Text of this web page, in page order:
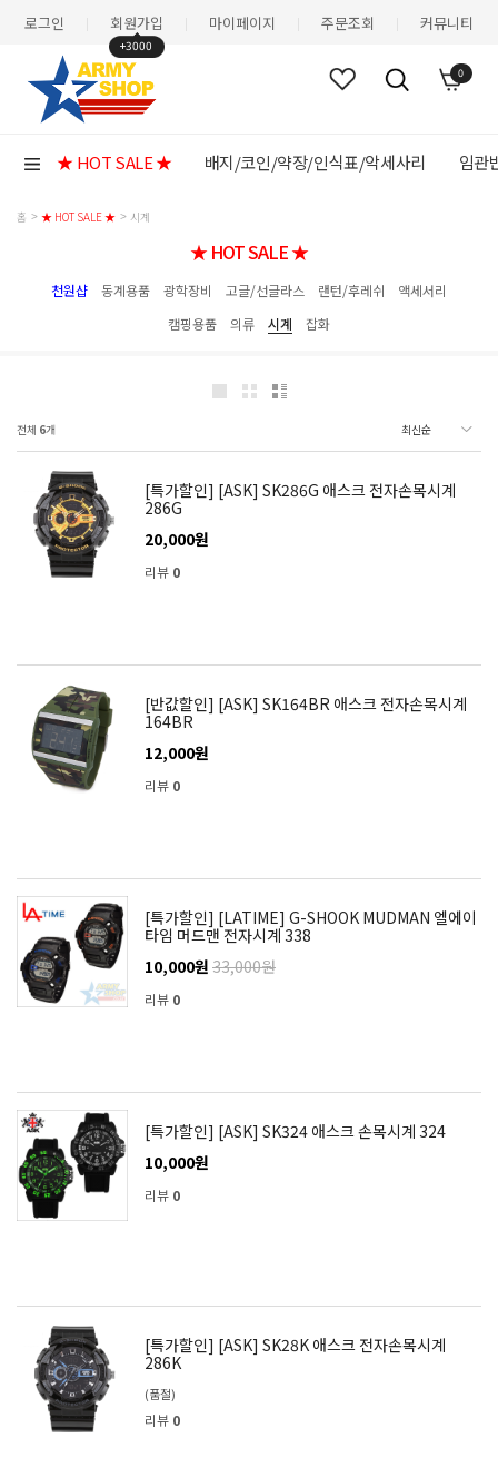
로그인 회원가입
+3000
마이페이지 주문조회 커뮤니티
0
★ HOT SALE ★ 배지/코인/약장/인식표/악세사리 임관
홈 ★ HOT SALE ★ 시계
★ HOT SALE ★
천원샵 동계용품 광학장비 고글/선글라스 랜턴/후레쉬
액세서리
캠핑용품
의류 시계 잡화
전체 6개
[특가할인] [ASK] SK286G 애스크 전자손목시계
286G
20,000원
리뷰 0
[반값할인] [ASK] SK164BR 애스크 전자손목시계
164BR
12,000원
리뷰 0
[특가할인] [LATIME] G-SHOOK MUDMAN 엘에이
타임 머드맨 전자시계 338
10,000원 33,000원
리뷰 0
[특가할인] [ASK] SK324 애스크 손목시계 324
10,000원
리뷰 0
[특가할인] [ASK] SK28K 애스크 전자손목시계
286K
(품절)
리뷰 0